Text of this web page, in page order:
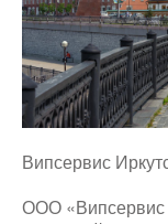
Випсервис
ООО «Випсервис